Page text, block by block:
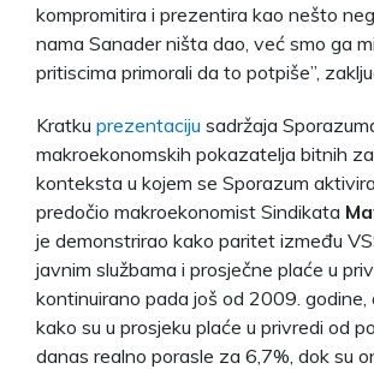
kompromitira i prezentira kao nešto
nama Sanader ništa dao, već smo ga
pritiscima primorali da to potpiše”,
Kratku prezentaciju sadržaja
makroekonomskih pokazatelja bitnih
konteksta u kojem se Sporazum
predočio makroekonomist Sindikata
je demonstrirao kako paritet između
javnim službama i prosječne plaće u
kontinuirano pada još od 2009. godine,
kako su u prosjeku plaće u privredi od
danas realno porasle za 6,7%, dok su